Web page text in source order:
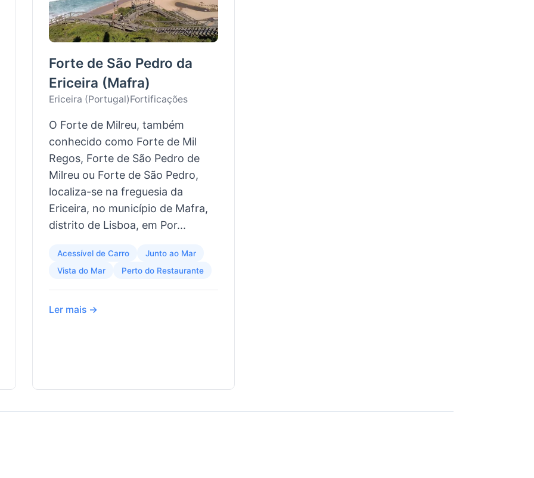
Forte de São Pedro da
Ericeira (Mafra)
Ericeira (Portugal)Fortificações
O Forte de Milreu, também
conhecido como Forte de Mil
Regos, Forte de São Pedro de
Milreu ou Forte de São Pedro,
localiza-se na freguesia da
Ericeira, no município de Mafra,
distrito de Lisboa, em Por...
Acessível de Carro
Junto ao Mar
Vista do Mar
Perto do Restaurante
Ler mais →